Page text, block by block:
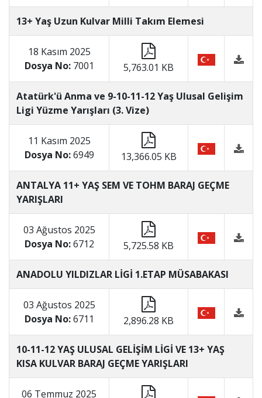
13+ Yaş Uzun Kulvar Milli Takım Elemesi
18 Kasım 2025
Dosya No:7001 5,763.01 KB
Atatürk'ü Anma ve 9-10-11-12 Yaş Ulusal Gelişim
Ligi Yüzme Yarışları (3. Vize)
11 Kasım 2025
Dosya No:6949 13,366.05 KB
ANTALYA 11+ YAŞ SEM VE TOHM BARAJ GEÇME
YARIŞLARI
03 Ağustos 2025
Dosya No:6712 5,725.58 KB
ANADOLU YILDIZLAR LİGİ 1.ETAP MÜSABAKASI
03 Ağustos 2025
Dosya No:6711 2,896.28 KB
10-11-12 YAŞ ULUSAL GELİŞİM LİGİ VE 13+ YAŞ
KISA KULVAR BARAJ GEÇME YARIŞLARI
06 Temmuz 2025